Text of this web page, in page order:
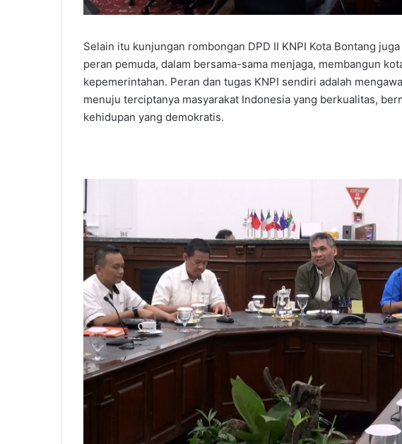
Selain itu kunjungan rombongan DPD II KNPI Kota Bontang
peran pemuda, dalam bersama-sama menjaga, membangun
kepemerintahan. Peran dan tugas KNPI sendiri adalah
menuju terciptanya masyarakat Indonesia yang berkualitas,
kehidupan yang demokratis.